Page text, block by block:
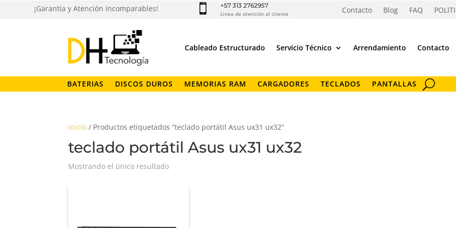
¡Garantía y Atención incomparables!  +57 313 2762957
Linea de atención al cliente Contacto Blog FAQ
Cableado Estructurado Servicio Técnico Arrendamiento Contacto
BATERIAS DISCOS DUROS MEMORIAS RAM CARGADORES TECLADOS PANTALLAS
Inicio / Productos etiquetados “teclado portátil Asus ux31 ux32”
teclado portátil Asus ux31 ux32
Mostrando el único resultado